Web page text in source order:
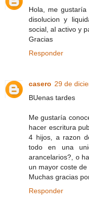
Hola, me
disolucion y
social, al activo y
Gracias
Responder
casero 29 de
BUenas tardes
Me gustaría
hacer escritura
4 hijos, a razon
todo en una
arancelarios?, o
un mayor coste de
Muchas gracias
Responder